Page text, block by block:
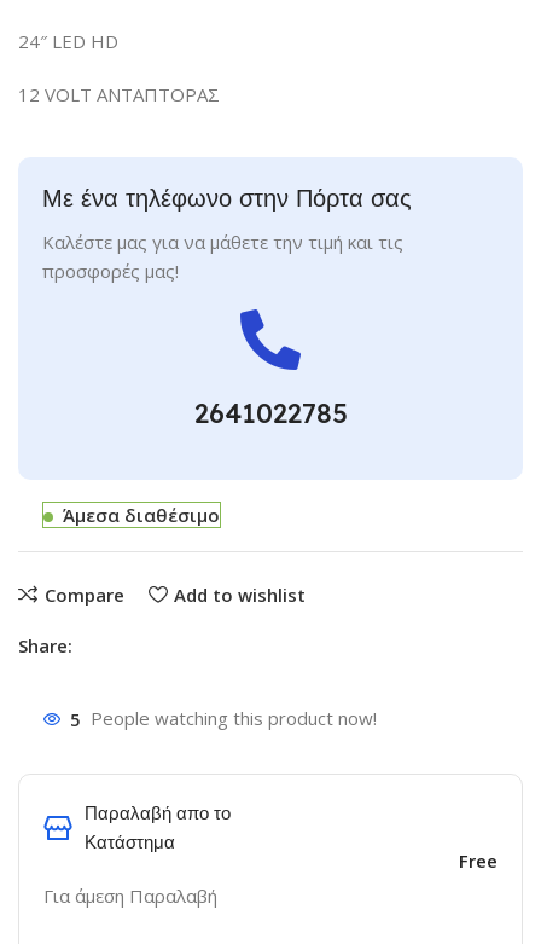
24″ LED HD
12 VOLT ΑΝΤΑΠΤΟΡΑΣ
Με ένα τηλέφωνο στην Πόρτα σας
Καλέστε μας για να μάθετε την τιμή και τις
προσφορές μας!
2641022785
Άμεσα διαθέσιμο
Compare Add to wishlist
Share:
5 People watching this product now!
Παραλαβή απο το
Κατάστημα
Για άμεση Παραλαβή
Free